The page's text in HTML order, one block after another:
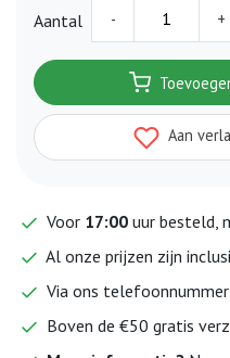
Aantal - +
Aan
Voor 17:00 uur besteld,
Al onze prijzen zijn
Via ons
Boven de €50 gratis